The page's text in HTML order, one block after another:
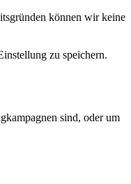
können wir keine
zu speichern.
sind, oder um